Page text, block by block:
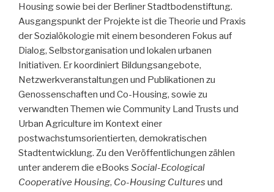
Housing sowie bei der Berliner Stadtbodenstiftung.
Ausgangspunkt der Projekte ist die Theorie und Praxis
der Sozialökologie mit einem besonderen Fokus auf
Dialog, Selbstorganisation und lokalen urbanen
Initiativen. Er koordiniert Bildungsangebote,
Netzwerkveranstaltungen und Publikationen zu
Genossenschaften und Co-Housing, sowie zu
verwandten Themen wie Community Land Trusts und
Urban Agriculture im Kontext einer
postwachstumsorientierten, demokratischen
Stadtentwicklung. Zu den Veröffentlichungen zählen
unter anderem die eBooks Social-Ecological
Cooperative Housing, Co-Housing Cultures und